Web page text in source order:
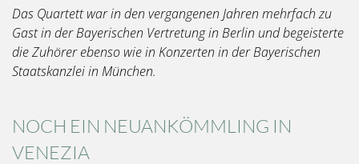
Das Quartett war in den vergangenen Jahren mehrfach zu
Gast in der Bayerischen Vertretung in Berlin und begeisterte
die Zuhörer ebenso wie in Konzerten in der Bayerischen
Staatskanzlei in München.
NOCH EIN NEUANKÖMMLING IN
VENEZIA